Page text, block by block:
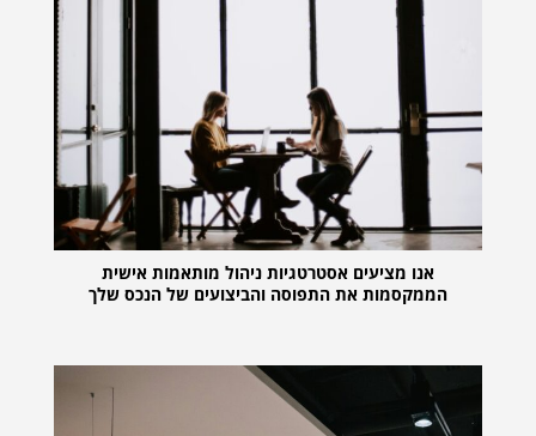
אנו מציעים אסטרטגיות ניהול מותאמות אישית
הממקסמות את התפוסה והביצועים של הנכס שלך